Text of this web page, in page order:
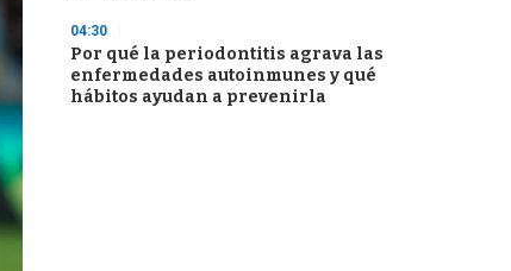
04:30
Por qué la periodontitis agrava las
enfermedades autoinmunes y qué
hábitos ayudan a prevenirla